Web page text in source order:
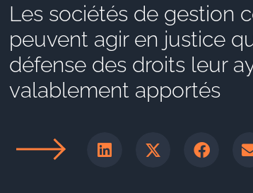
Les sociétés de gestion
peuvent agir en justice
défense des droits leur
valablement apportés